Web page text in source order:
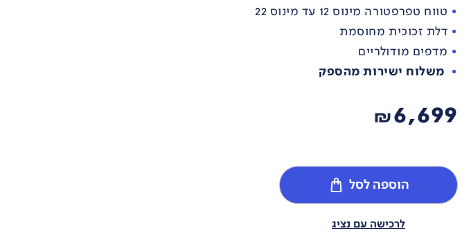
טווח טפרפטורה מינוס 12 עד מינוס 22
דלת זכוכית מחוסמת
מדפים מודולריים
משלוח ישירות מהספק
6,699
₪
הוספה לסל
לרכישה עם נציג